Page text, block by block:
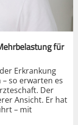
für
Erkrankung
so erwarten es
Der
Ansicht. Er hat
– mit